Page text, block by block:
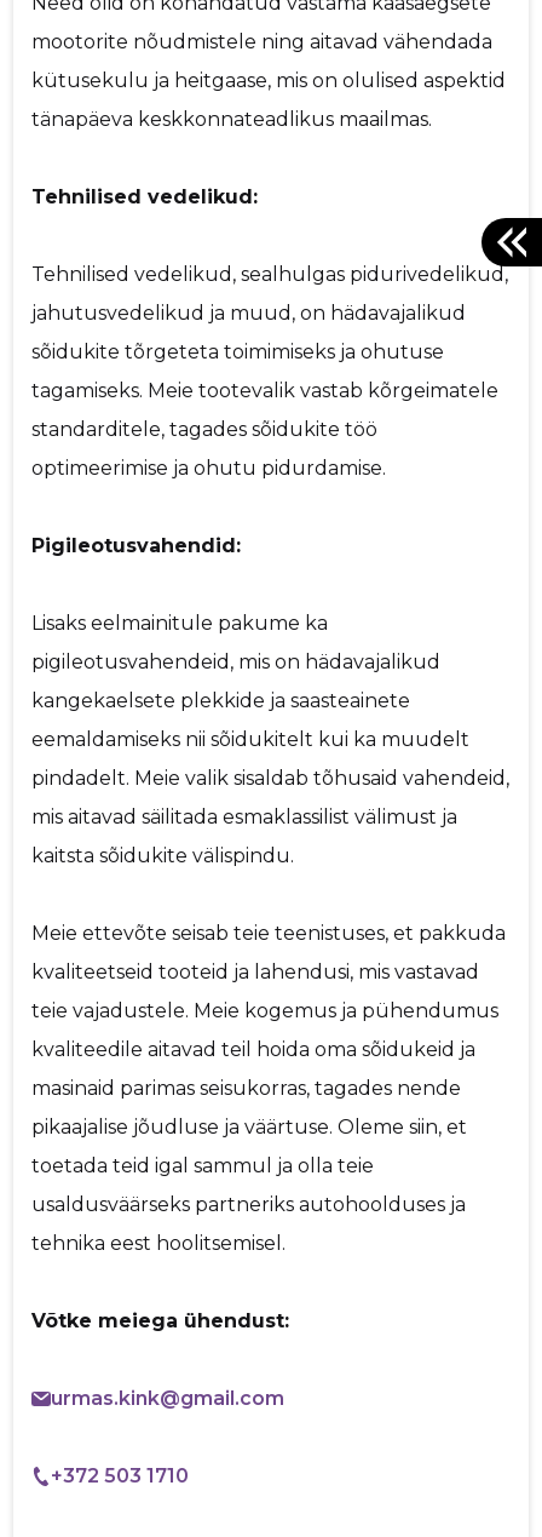
mootorite nõudmistele ning aitavad vähendada
kütusekulu ja heitgaase, mis on olulised aspektid
tänapäeva keskkonnateadlikus maailmas.
Tehnilised vedelikud:
Tehnilised vedelikud, sealhulgas pidurivedelikud,
jahutusvedelikud ja muud, on hädavajalikud
sõidukite tõrgeteta toimimiseks ja ohutuse
tagamiseks. Meie tootevalik vastab kõrgeimatele
standarditele, tagades sõidukite töö
optimeerimise ja ohutu pidurdamise.
Pigileotusvahendid:
Lisaks eelmainitule pakume ka
pigileotusvahendeid, mis on hädavajalikud
kangekaelsete plekkide ja saasteainete
eemaldamiseks nii sõidukitelt kui ka muudelt
pindadelt. Meie valik sisaldab tõhusaid vahendeid,
mis aitavad säilitada esmaklassilist välimust ja
kaitsta sõidukite välispindu.
Meie ettevõte seisab teie teenistuses, et pakkuda
kvaliteetseid tooteid ja lahendusi, mis vastavad
teie vajadustele. Meie kogemus ja pühendumus
kvaliteedile aitavad teil hoida oma sõidukeid ja
masinaid parimas seisukorras, tagades nende
pikaajalise jõudluse ja väärtuse. Oleme siin, et
toetada teid igal sammul ja olla teie
usaldusväärseks partneriks autohoolduses ja
tehnika eest hoolitsemisel.
Võtke meiega ühendust:
urmas.kink@gmail.com
+372 503 1710